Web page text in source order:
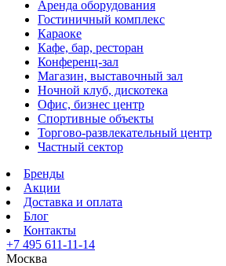
Аренда оборудования
Гостиничный комплекс
Караоке
Кафе, бар, ресторан
Конференц-зал
Магазин, выставочный зал
Ночной клуб, дискотека
Офис, бизнес центр
Спортивные объекты
Торгово-развлекательный центр
Частный сектор
Бренды
Акции
Доставка и оплата
Блог
Контакты
+7 495 611-11-14
Москва